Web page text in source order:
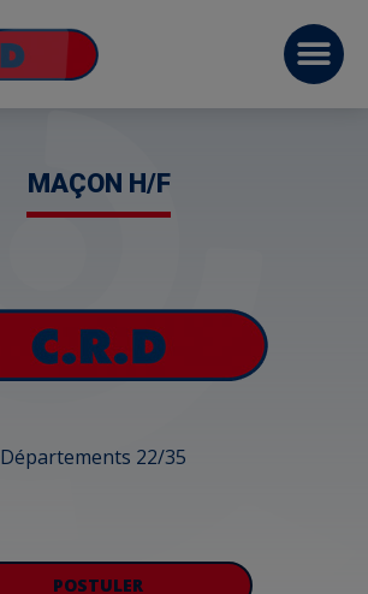
MAÇON H/F
Départements 22/35
POSTULER